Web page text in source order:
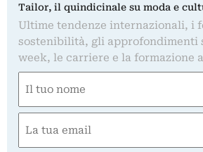
Tailor, il quindicinale su moda e
Ultime tendenze internazionali, i
sostenibilità, gli approfondimenti
week, le carriere e la formazione
(Obbligatorio)
Nome
(Obbligatorio)